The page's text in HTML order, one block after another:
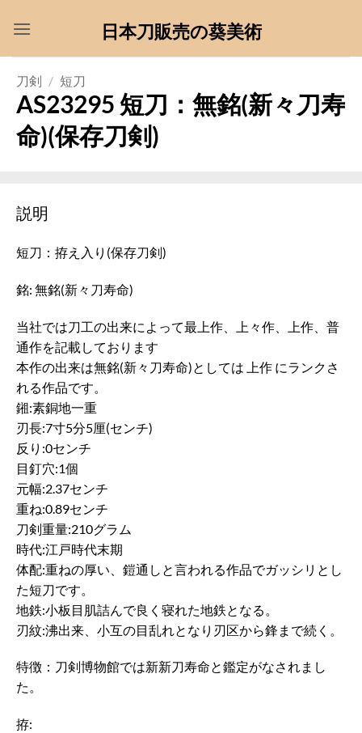
日本刀販売の葵美術
刀剣 / 短刀
AS23295 短刀：無銘(新々刀寿
命)(保存刀剣)
説明
短刀：拵え入り(保存刀剣)
銘: 無銘(新々刀寿命)
当社では刀工の出来によって最上作、上々作、上作、普
通作を記載しております
本作の出来は無銘(新々刀寿命)としては 上作 にランクさ
れる作品です。
鎺:素銅地一重
刃長:7寸5分5厘(センチ)
反り:0センチ
目釘穴:1個
元幅:2.37センチ
重ね:0.89センチ
刀剣重量:210グラム
時代:江戸時代末期
体配:重ねの厚い、鎧通しと言われる作品でガッシリとし
た短刀です。
地鉄:小板目肌詰んで良く寝れた地鉄となる。
刃紋:沸出来、小互の目乱れとなり刃区から鋒まで続く。
特徴：刀剣博物館では新新刀寿命と鑑定がなされまし
た。
拵: